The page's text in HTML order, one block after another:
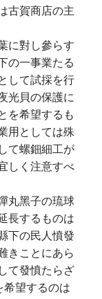
古賀商店の主
に對し參らす
の一事業たる
して試採を行
光貝の保護に
を希望するも
用としては殊
て螺鈿細工が
しく注意すべ
丸黑子の琉球
長するものは
下の民人憤發
きことにあら
て發憤たらざ
望するのは